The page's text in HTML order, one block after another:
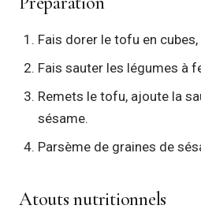
Fais dorer le tofu en cubes,
Fais sauter les légumes à
Remets le tofu, ajoute la
sésame.
Parsème de graines de
Atouts nutritionnels